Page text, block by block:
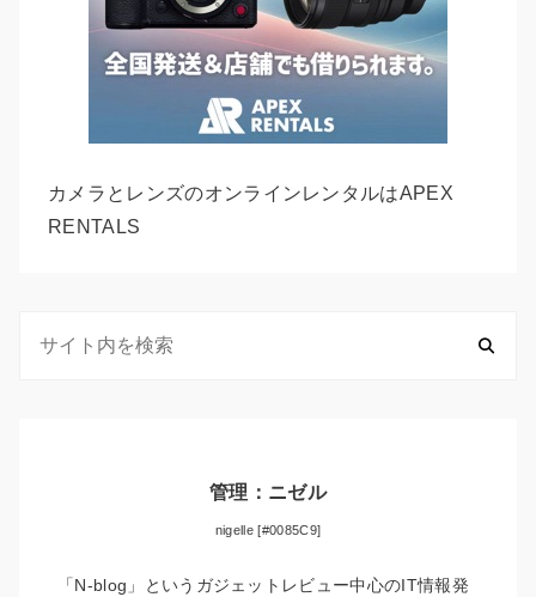
カメラとレンズのオンラインレンタルはAPEX
RENTALS
管理：ニゼル
nigelle [#0085C9]
「N-blog」というガジェットレビュー中心のIT情報発